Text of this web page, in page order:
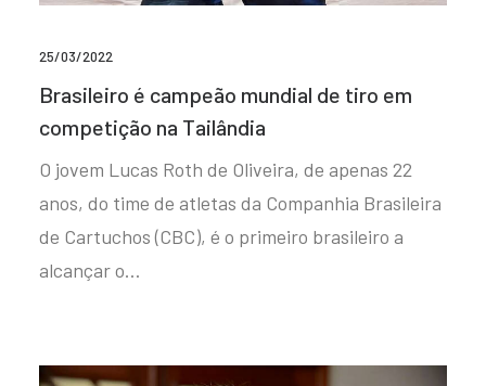
25/03/2022
Brasileiro é campeão mundial de tiro em
competição na Tailândia
O jovem Lucas Roth de Oliveira, de apenas 22
anos, do time de atletas da Companhia Brasileira
de Cartuchos (CBC), é o primeiro brasileiro a
alcançar o…